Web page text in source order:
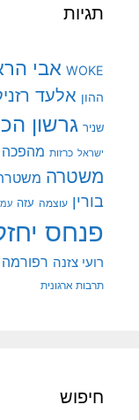
תגיות
WOKE אבי
ההון אלעד
שניר גרשון
ישראל כרזות
משטרה
בורין עוצמה עזה
פנחס
רועי צזנה
תרבות ארגונית
חיפוש